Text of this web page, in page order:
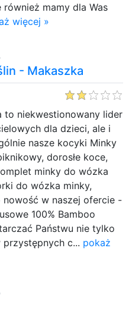
mamy dla Was
więcej »
- Makaszka
to niekwestionowany lider
dla dzieci, ale i
nasze kocyki Minky
dorosłe koce,
minky do wózka
do wózka minky,
nowość w naszej ofercie -
100% Bamboo
Państwu nie tylko
c... pokaż